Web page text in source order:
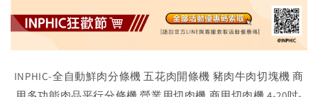
INPHIC-全自動鮮肉分條機 五花肉開條機 豬肉牛肉切塊機 商